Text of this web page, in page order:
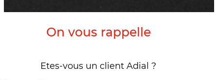
On vous rappelle
Etes-vous un client Adial ?